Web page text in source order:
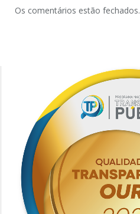
Os comentários estão fechados.